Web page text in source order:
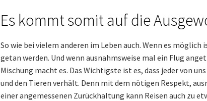
Es kommt somit auf die
So wie bei vielem anderen im Leben auch. Wenn es
getan werden. Und wenn ausnahmsweise mal ein Flug
Mischung macht es. Das Wichtigste ist es, dass jeder von
und den Tieren verhält. Denn mit dem nötigen Respekt,
einer angemessenen Zurückhaltung kann Reisen auch zu